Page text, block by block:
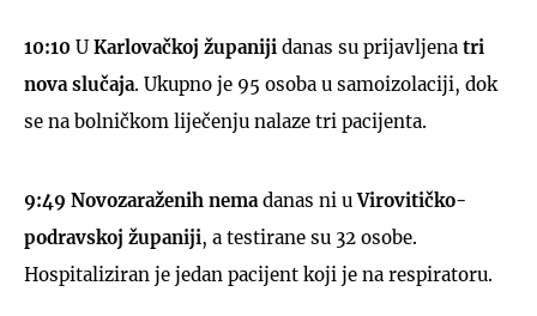
10:10 U Karlovačkoj županiji danas su prijavljena tri
nova slučaja. Ukupno je 95 osoba u samoizolaciji, dok
se na bolničkom liječenju nalaze tri pacijenta.
9:49 Novozaraženih nemadanas ni uVirovitičko-
podravskoj županiji, a testirane su 32 osobe.
Hospitaliziran je jedan pacijent koji je na respiratoru.